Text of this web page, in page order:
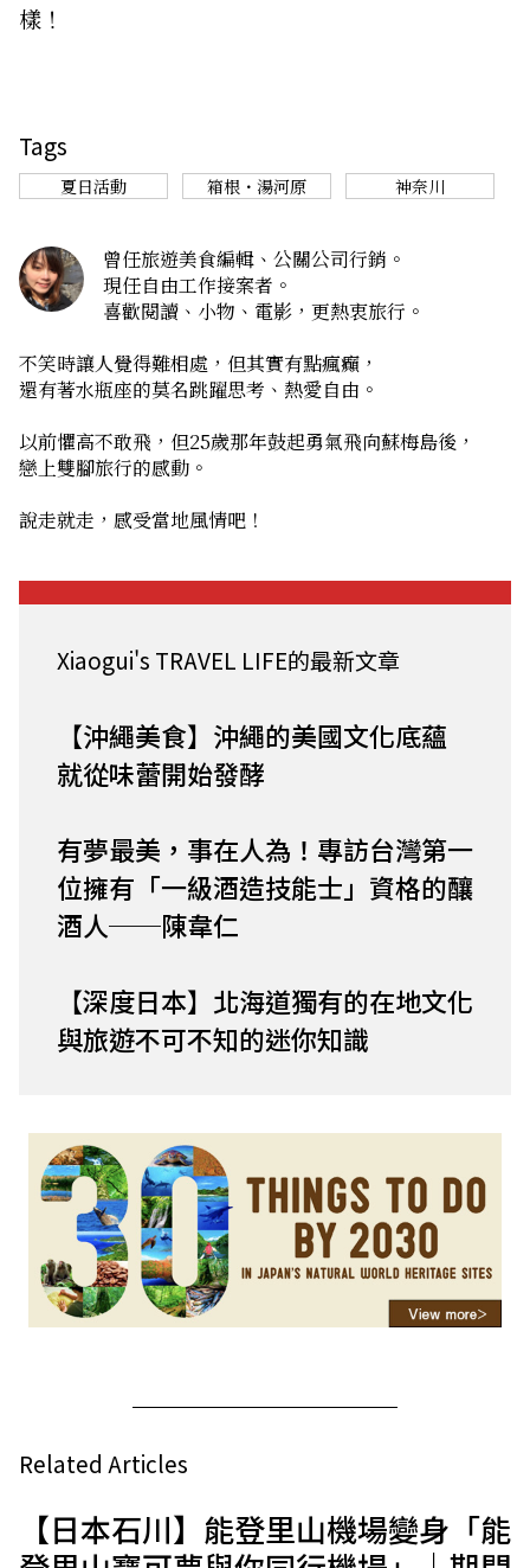
樣！
Tags
夏日活動 箱根・湯河原 神奈川
曾任旅遊美食編輯、公關公司行銷。
現任自由工作接案者。
喜歡閱讀、小物、電影，更熱衷旅行。
不笑時讓人覺得難相處，但其實有點瘋癲，
還有著水瓶座的莫名跳躍思考、熱愛自由。
以前懼高不敢飛，但25歲那年鼓起勇氣飛向蘇梅島後，
戀上雙腳旅行的感動。
說走就走，感受當地風情吧！
Xiaogui's TRAVEL LIFE的最新文章
【沖繩美食】沖繩的美國文化底蘊
就從味蕾開始發酵
有夢最美，事在人為！專訪台灣第一
位擁有「一級酒造技能士」資格的釀
酒人──陳韋仁
【深度日本】北海道獨有的在地文化
與旅遊不可不知的迷你知識
Related Articles
【日本石川】能登里山機場變身「能